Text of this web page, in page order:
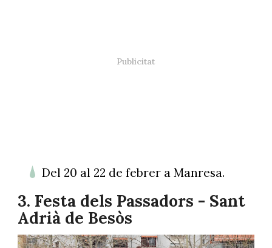
Del 20 al 22 de febrer a Manresa.
3. Festa dels Passadors - Sant
Adrià de Besòs